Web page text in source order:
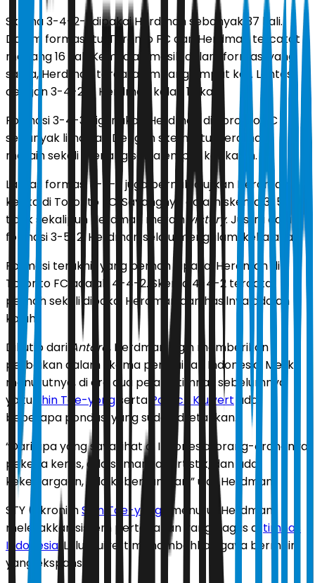
Skema 3-4-2-1 dipakai Herdman sebanyak 37 kali.
Dalam formasi itu, Toronto FC dan Herdman tercatat
menang 16 kali. Kemudian masih dalam formasi yang
sama, Herdman tercatat imbang empat kali. Lantas
dengan 3-4-2-1, Herdman kalah 17 kali.
Formasi 3-4-3 digunakan Herdman di Toronto FC
sebanyak lima kali. Dengan skema itu, Herdman
meraih sekali menang serta empat kali kalah.
Lantas formasi 3-5-2 juga pernah diujikan Herdman
ketika di Toronto FC. Sayangnya dalam skema 3-5-2,
tidak sekalipun Herdman meraih victory. Justru dalam
formasi 3-5-2, Herdman selalu mengalami kekalahan.
Formasi terakhir yang pernah dipakai Herdman di
Toronto FC adalah 4-4-2. Skema 4-4-2 tercatat
pernah sekali dipakai Herdman dan hasilnya adalah
kalah.
Dikutip dari Antara , Herdman ingin memberikan
perbaikan dalam skema permainan Indonesia. Meski
menurutnya, di era dua pelatih timnas sebelumnya
yaitu Shin Tae-yong serta Patrick Kluivertada
beberapa pondasi yang sudah diletakkan.
“Dari apa yang saya lihat di Indonesia, orang-orangnya
pekerja keras, ada semangat artistik, dan ada
kekeluargaan, ada kebersamaan,” ujar Herdman.
STY (akronimShin Tae-yong ) menurut Herdman
meletakkan sistem pertahanan yang bagus di timnas
Indonesia. Lalu Kluivert menambahkan gaya bermain
yang ekspansif.